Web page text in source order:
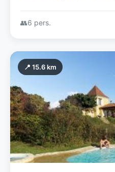
👥6 pers.
📍 15.6 km